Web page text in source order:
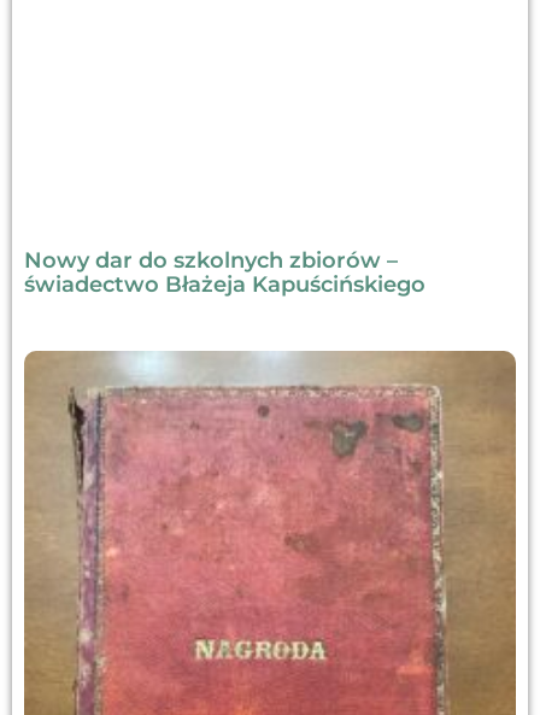
Nowy dar do szkolnych zbiorów –
świadectwo Błażeja Kapuścińskiego